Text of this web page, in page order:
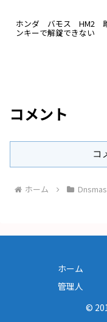
ホンダ バモス HM2
ンキーで解錠できない
コメント
コ
ホーム
ホーム
管理人
©